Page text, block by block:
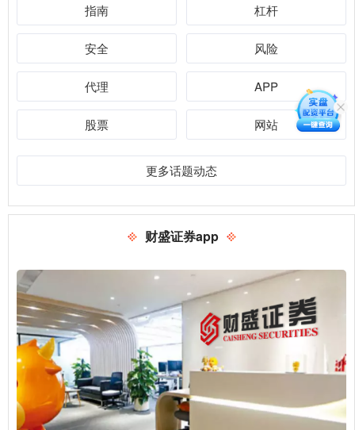
指南 杠杆
安全 风险
代理 APP
股票 网站
更多话题动态
财盛证券app